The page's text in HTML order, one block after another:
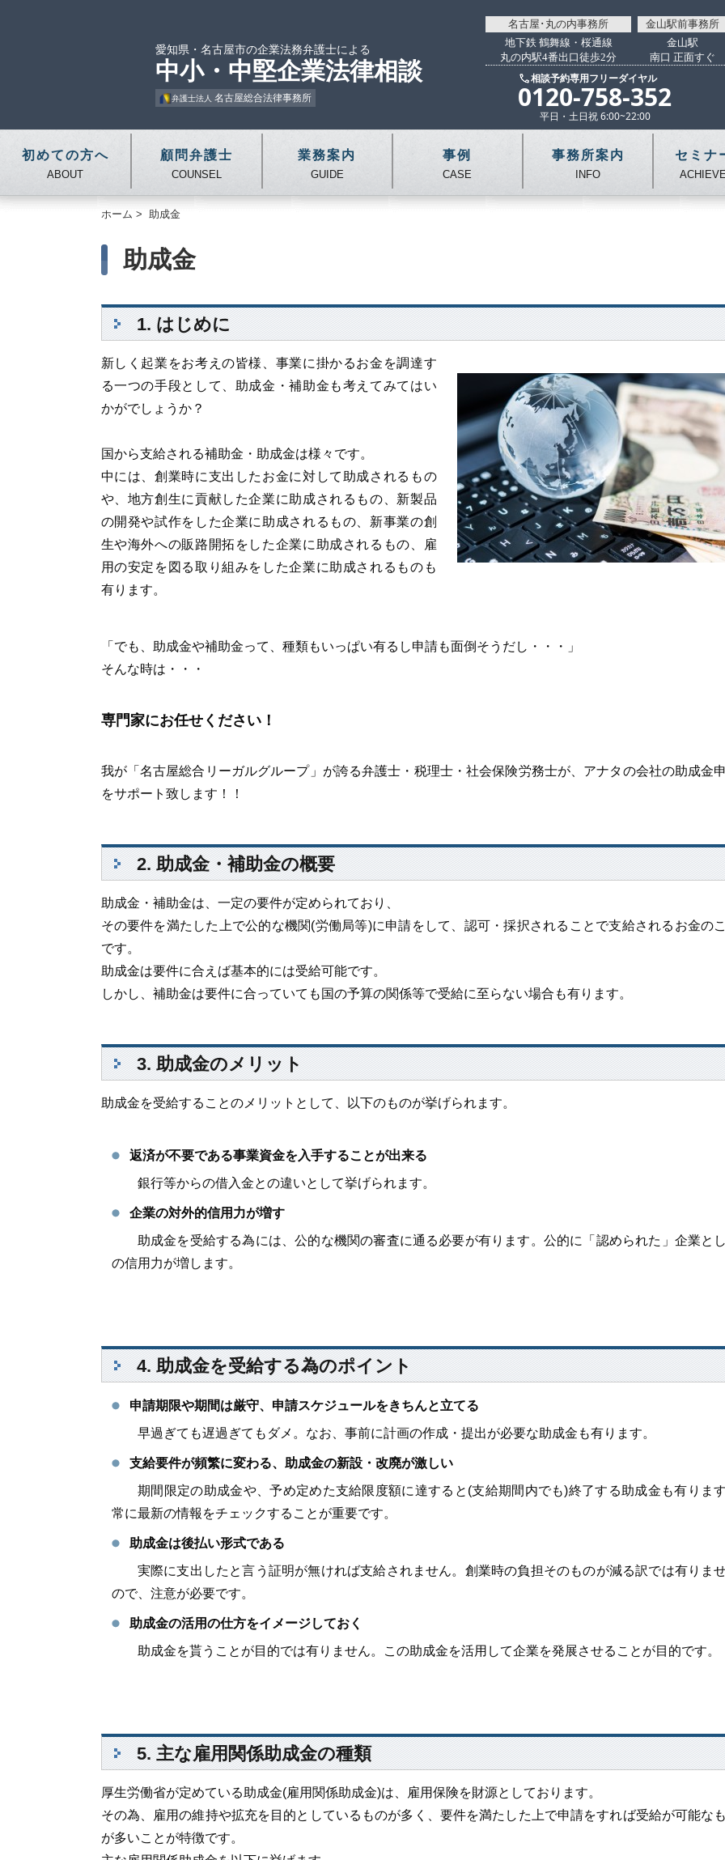
愛知県・名古屋市の企業法務弁護士による
中小・中堅企業法律相談
弁護士法人 名古屋総合法律事務所
名古屋･丸の内事務所
地下鉄 鶴舞線・桜通線
丸の内駅4番出口徒歩2分
金山駅前事務所
金山駅
南口 正面すぐ
相談予約専用フリーダイヤル
0120-758-352
平日・土日祝 6:00~22:00
初めての方へ
ABOUT
顧問弁護士
COUNSEL
業務案内
GUIDE
事例
CASE
事務所案内
INFO
セミナ
ホーム > 助成金
助成金
1. はじめに
新しく起業をお考えの皆様、事業に掛かるお金を調達す
る一つの手段として、助成金・補助金も考えてみてはい
かがでしょうか？
国から支給される補助金・助成金は様々です。
中には、創業時に支出したお金に対して助成されるもの
や、地方創生に貢献した企業に助成されるもの、新製品
の開発や試作をした企業に助成されるもの、新事業の創
生や海外への販路開拓をした企業に助成されるもの、雇
用の安定を図る取り組みをした企業に助成されるものも
有ります。
「でも、助成金や補助金って、種類もいっぱい有るし申請も面倒そうだし・・・」
そんな時は・・・
専門家にお任せください！
我が「名古屋総合リーガルグループ」が誇る弁護士・税理士・社会保険労務士が、アナタの会社の助成金
をサポート致します！！
2. 助成金・補助金の概要
助成金・補助金は、一定の要件が定められており、
その要件を満たした上で公的な機関(労働局等)に申請をして、認可・採択されることで支給されるお金の
です。
助成金は要件に合えば基本的には受給可能です。
しかし、補助金は要件に合っていても国の予算の関係等で受給に至らない場合も有ります。
3. 助成金のメリット
助成金を受給することのメリットとして、以下のものが挙げられます。
返済が不要である事業資金を入手することが出来る
銀行等からの借入金との違いとして挙げられます。
企業の対外的信用力が増す
助成金を受給する為には、公的な機関の審査に通る必要が有ります。公的に「認められた」企業と
の信用力が増します。
4. 助成金を受給する為のポイント
申請期限や期間は厳守、申請スケジュールをきちんと立てる
早過ぎても遅過ぎてもダメ。なお、事前に計画の作成・提出が必要な助成金も有ります。
支給要件が頻繁に変わる、助成金の新設・改廃が激しい
期間限定の助成金や、予め定めた支給限度額に達すると(支給期間内でも)終了する助成金も有りま
常に最新の情報をチェックすることが重要です。
助成金は後払い形式である
実際に支出したと言う証明が無ければ支給されません。創業時の負担そのものが減る訳では有りま
ので、注意が必要です。
助成金の活用の仕方をイメージしておく
助成金を貰うことが目的では有りません。この助成金を活用して企業を発展させることが目的です。
5. 主な雇用関係助成金の種類
厚生労働省が定めている助成金(雇用関係助成金)は、雇用保険を財源としております。
その為、雇用の維持や拡充を目的としているものが多く、要件を満たした上で申請をすれば受給が可能な
が多いことが特徴です。